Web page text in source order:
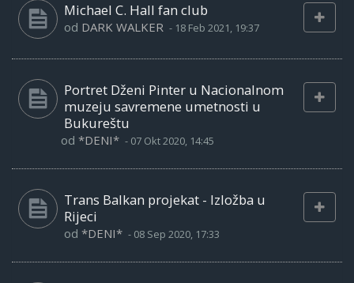
Michael C. Hall fan club
od DARK WALKER - 18 Feb 2021, 19:37
Portret Dženi Pinter u Nacionalnom
muzeju savremene umetnosti u
Bukureštu
od *DENI* - 07 Okt 2020, 14:45
Trans Balkan projekat - Izložba u
Rijeci
od *DENI* - 08 Sep 2020, 17:33